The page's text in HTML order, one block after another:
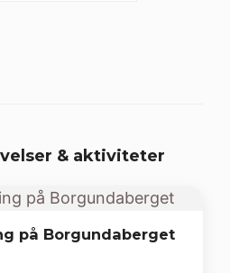
& aktiviteter
på Borgundaberget